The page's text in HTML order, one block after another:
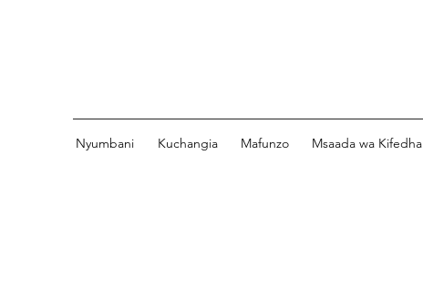
Nyumbani Kuchangia Mafunzo Msaada wa Kifedha